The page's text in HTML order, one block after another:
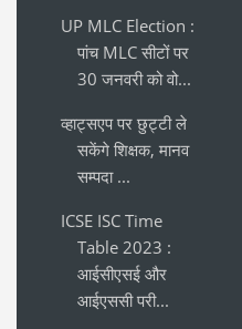
UP MLC Election :
पांच MLC सीटों पर
30 जनवरी को वो...
व्हाट्सएप पर छुट्टी ले
सकेंगे शिक्षक, मानव
सम्पदा ...
ICSE ISC Time
Table 2023 :
आईसीएसई और
आईएससी परी...